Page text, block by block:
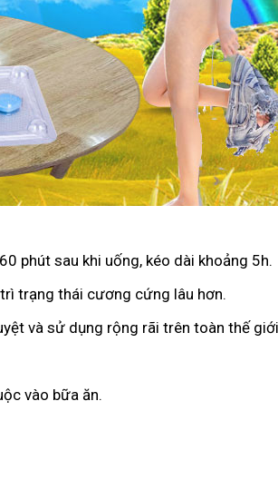
phút sau khi uống, kéo dài khoảng 5h.
trạng thái cương cứng lâu hơn.
và sử dụng rộng rãi trên toàn thế
vào bữa ăn.